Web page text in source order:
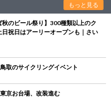
もっと見る
秋のビール祭り】300種類以上のク
祝日はアーリーオープンも｜さい
取のサイクリングイベント
京お台場、改装進む